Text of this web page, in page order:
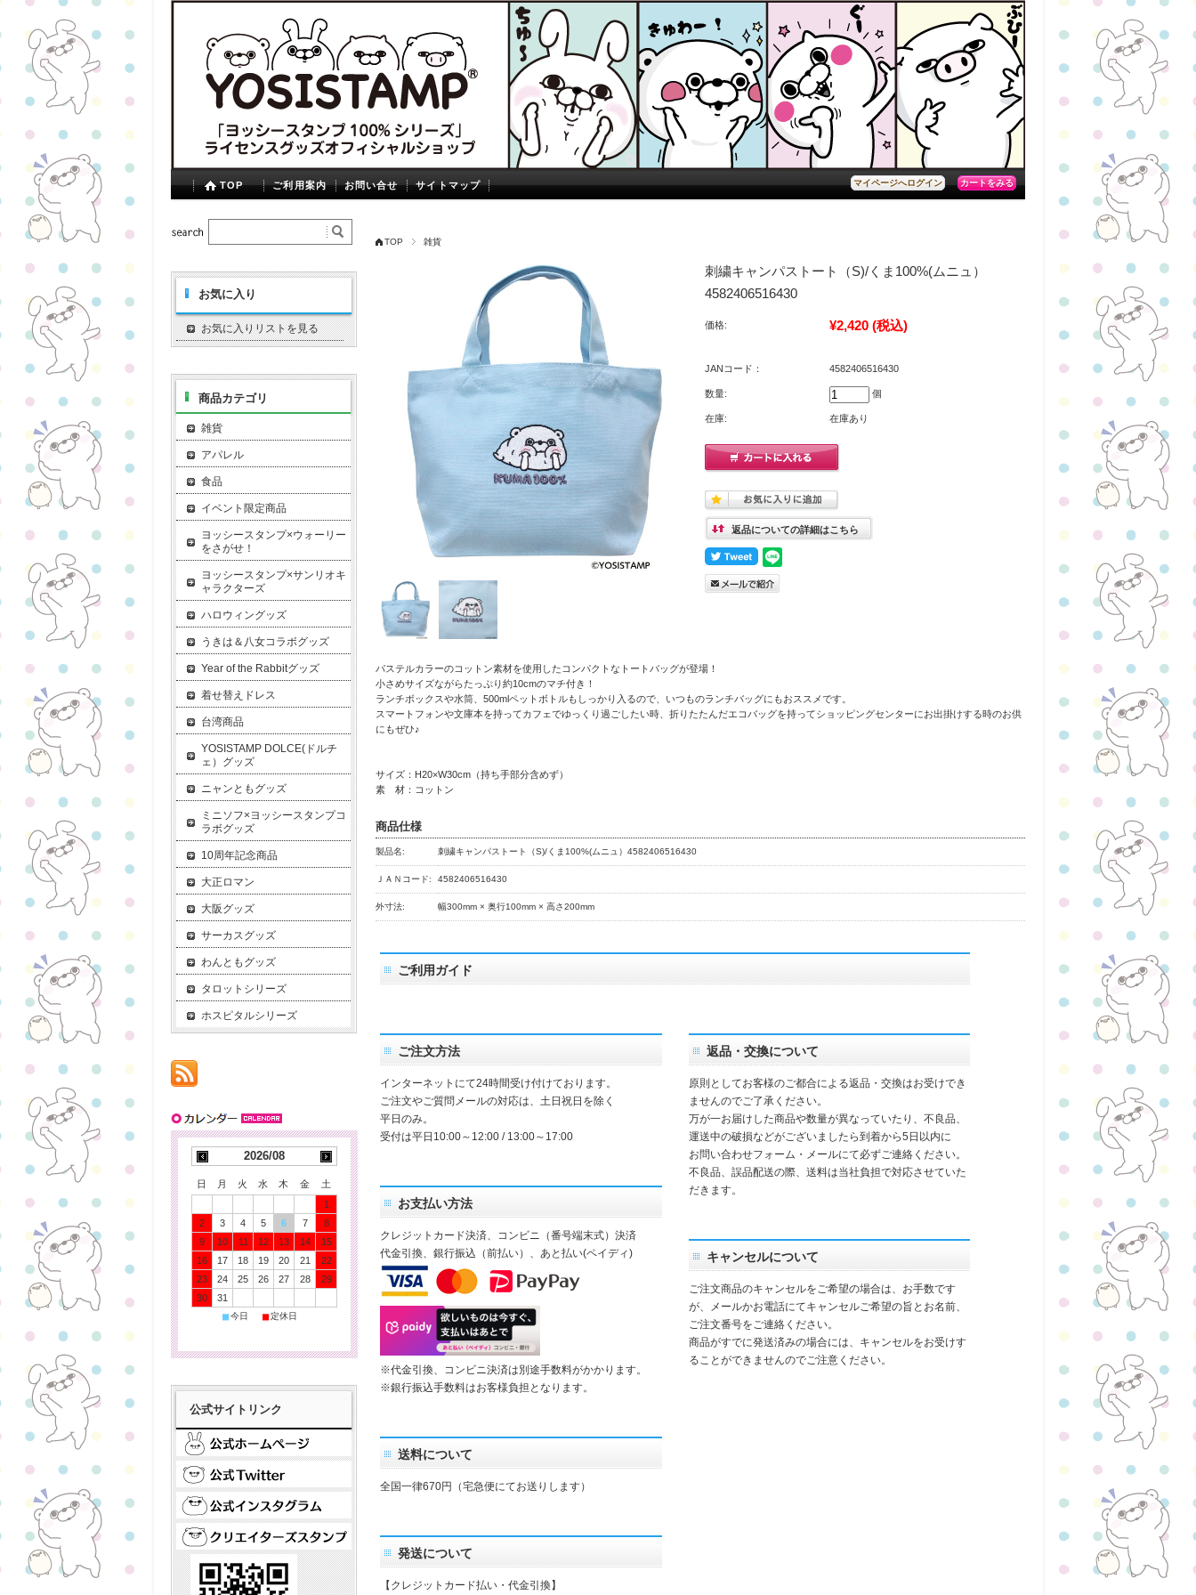
マイページへログイン カートをみる
TOP ご利用案内 お問い合せ サイトマップ
TOP 雑貨
刺繍キャンパストート（S)/くま100%(ムニュ）
4582406516430
価格: ¥2,420 (税込)
JANコード： 4582406516430
数量: 個
在庫: 在庫あり
返品についての詳細はこちら
パステルカラーのコットン素材を使用したコンパクトなトートバッグが登場！
小さめサイズながらたっぷり約10cmのマチ付き！
ランチボックスや水筒、500mlペットボトルもしっかり入るので、いつものランチバッグにもおススメです。
スマートフォンや文庫本を持ってカフェでゆっくり過ごしたい時、折りたたんだエコバッグを持ってショッピングセンターにお出掛けする時のお供
にもぜひ♪
サイズ：H20×W30cm（持ち手部分含めず）
素 材：コットン
商品仕様
製品名: 刺繍キャンパストート（S)/くま100%(ムニュ）4582406516430
ＪＡＮコード: 4582406516430
外寸法: 幅300mm × 奥行100mm × 高さ200mm
ご利用ガイド
ご注文方法
インターネットにて24時間受け付けております。
ご注文やご質問メールの対応は、土日祝日を除く
平日のみ。
受付は平日10:00～12:00 / 13:00～17:00
お支払い方法
クレジットカード決済、コンビニ（番号端末式）決済
代金引換、銀行振込（前払い）、あと払い(ペイディ)
※代金引換、コンビニ決済は別途手数料がかかります。
※銀行振込手数料はお客様負担となります。
送料について
全国一律670円（宅急便にてお送りします）
発送について
【クレジットカード払い・代金引換】
返品・交換について
原則としてお客様のご都合による返品・交換はお受けでき
ませんのでご了承ください。
万が一お届けした商品や数量が異なっていたり、不良品、
運送中の破損などがございましたら到着から5日以内に
お問い合わせフォーム・メールにて必ずご連絡ください。
不良品、誤品配送の際、送料は当社負担で対応させていた
だきます。
キャンセルについて
ご注文商品のキャンセルをご希望の場合は、お手数です
が、メールかお電話にてキャンセルご希望の旨とお名前、
ご注文番号をご連絡ください。
商品がすでに発送済みの場合には、キャンセルをお受けす
ることができませんのでご注意ください。
お気に入り
お気に入りリストを見る
商品カテゴリ
雑貨
アパレル
食品
イベント限定商品
ヨッシースタンプ×ウォーリー
をさがせ！
ヨッシースタンプ×サンリオキ
ャラクターズ
ハロウィングッズ
うきは＆八女コラボグッズ
Year of the Rabbitグッズ
着せ替えドレス
台湾商品
YOSISTAMP DOLCE(ドルチ
ェ）グッズ
ニャンともグッズ
ミニソフ×ヨッシースタンプコ
ラボグッズ
10周年記念商品
大正ロマン
大阪グッズ
サーカスグッズ
わんともグッズ
タロットシリーズ
ホスピタルシリーズ
2026/08
日 月 火 水 木 金
土
1
2
3 4 5 6 7
8
9
10 11 12 13 14
15
16
17 18 19 20 21
22
23
24 25 26 27 28
29
30
31
■今日 ■定休日
公式サイトリンク